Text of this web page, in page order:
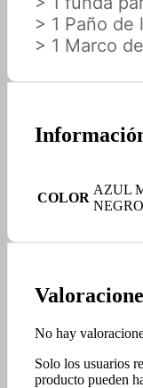
> 1 Paño de
> 1 Marco
COLOR
AZUL
No hay
Solo los usuarios
producto pueden